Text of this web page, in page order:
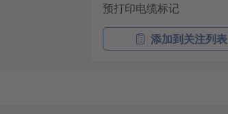
预打印电缆标记
添加到关注列表